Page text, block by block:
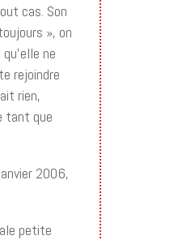
cas. Son
», on
ne
rejoindre
rien,
tant que
2006,
petite